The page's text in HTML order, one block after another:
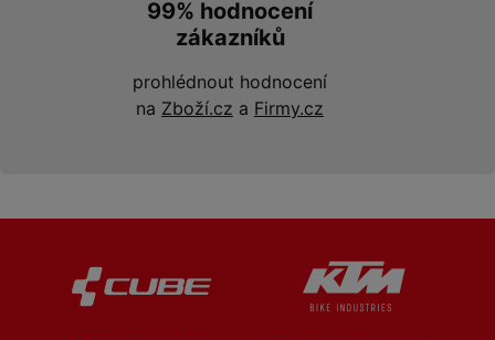
99% hodnocení
zákazníků
prohlédnout hodnocení
na Zboží.cz a Firmy.cz